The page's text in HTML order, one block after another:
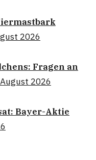
2026
Fragen an
2026
Bayer-Aktie